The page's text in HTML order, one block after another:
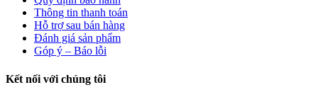
Thông tin thanh toán
Hỗ trợ sau bán hàng
Đánh giá sản phẩm
Góp ý – Báo lỗi
Kết nối với chúng tôi